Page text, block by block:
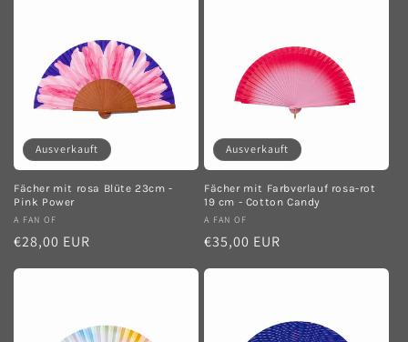
Ausverkauft
Fächer mit rosa Blüte 23cm -
Pink Power
Anbieter:
A FAN OF
Normaler
€28,00 EUR
Ausverkauft
Fächer mit Farbverlauf rosa-rot
19 cm - Cotton Candy
Anbieter:
A FAN OF
Normaler
€35,00 EUR